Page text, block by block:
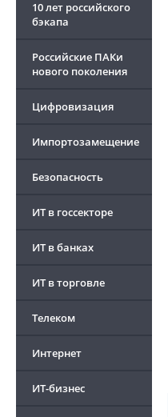
10 лет российского
бэкапа
Российские ПАКи
нового поколения
Цифровизация
Импортозамещение
Безопасность
ИТ в госсекторе
ИТ в банках
ИТ в торговле
Телеком
Интернет
ИТ-бизнес